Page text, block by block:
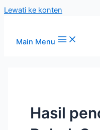
Lewati ke konten
Main Menu
Hasil